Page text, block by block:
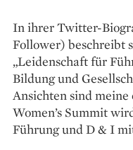
In ihrer Twitter-
Follower) beschreibt
„Leidenschaft für
Bildung und
Ansichten sind meine
Women’s Summit
Führung und D & I